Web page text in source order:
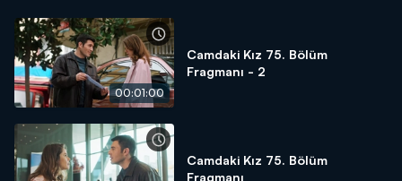
00:01:00
Camdaki Kız 75. Bölüm
Fragmanı - 2
Camdaki Kız 75. Bölüm
Fragmanı